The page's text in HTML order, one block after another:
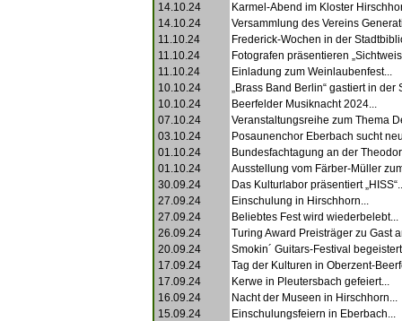
14.10.24
Karmel-Abend im Kloster
14.10.24
Versammlung des Vereins
11.10.24
Frederick-Wochen in der
11.10.24
Fotografen präsentieren
11.10.24
Einladung zum Weinlaubenfest...
10.10.24
„Brass Band Berlin“ gastiert in der
10.10.24
Beerfelder Musiknacht 2024...
07.10.24
Veranstaltungsreihe zum Thema
03.10.24
Posaunenchor Eberbach sucht
01.10.24
Bundesfachtagung an der
01.10.24
Ausstellung vom Färber-Müller
30.09.24
Das Kulturlabor präsentiert
27.09.24
Einschulung in Hirschhorn...
27.09.24
Beliebtes Fest wird wiederbelebt...
26.09.24
Turing Award Preisträger zu Gast
20.09.24
Smokin´ Guitars-Festival
17.09.24
Tag der Kulturen in Oberzent-
17.09.24
Kerwe in Pleutersbach gefeiert...
16.09.24
Nacht der Museen in Hirschhorn...
15.09.24
Einschulungsfeiern in Eberbach...